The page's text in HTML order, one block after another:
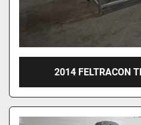
2014 FELTRACON